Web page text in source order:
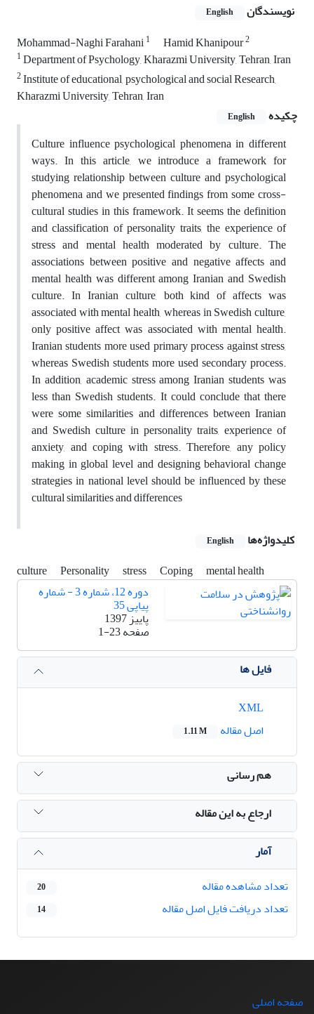
نویسندگان English
Mohammad-Naghi Farahani1 Hamid Khanipour2
1Department of Psychology, Kharazmi University, Tehran, Iran
2Institute of educational, psychological and social Research,
Kharazmi University, Tehran, Iran
چکیده
English
Culture influence psychological phenomena in different
ways. In this article, we introduce a framework for
studying relationship between culture and psychological
phenomena and we presented findings from some cross-
cultural studies in this framework. It seems the definition
and classification of personality traits, the experience of
stress and mental health moderated by culture. The
associations between positive and negative affects and
mental health was different among Iranian and Swedish
culture. In Iranian culture, both kind of affects was
associated with mental health, whereas in Swedish culture,
only positive affect was associated with mental health.
Iranian students more used primary process against stress,
whereas Swedish students more used secondary process.
In addition, academic stress among Iranian students was
less than Swedish students. It could conclude that there
were some similarities and differences between Iranian
and Swedish culture in personality traits, experience of
anxiety, and coping with stress. Therefore, any policy
making in global level and designing behavioral change
strategies in national level should be influenced by these
cultural similarities and differences
کلیدواژه‌ها
English
culture Personality stress Coping
mental health
دوره 12، شماره 3 - شماره
پیاپی 35
پاییز 1397
صفحه1-23
فایل ها
اصل مقاله
1.11 M
هم رسانی
ارجاع به این مقاله
آمار
تعداد مشاهده مقاله
20
تعداد دریافت فایل اصل مقاله 14
صفحه اصلی